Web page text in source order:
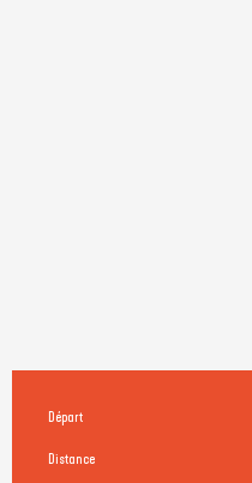
Départ
Distance